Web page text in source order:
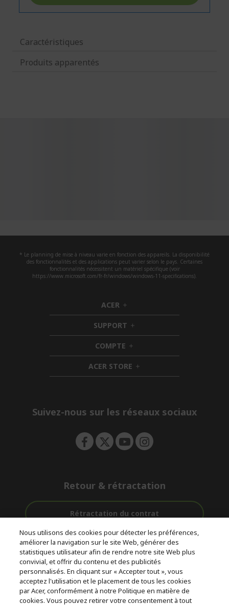
Caractéristiques
Produits apparentés
* Le planning de mise à niveau varie en fonction des appareils. La disponibilité
des fonctionnalités et des applications peut varier selon le pays. Certaines
fonctionnalités nécessitent un matériel spécifique (voir
https://www.microsoft.com/fr-fr/windows/windows-11-specifications).
ACER h
i
d
d
e
n
SUPPORT h
i
d
d
e
n
COMPTE h
i
d
d
ACER STORE h
i
e
Suivez-nous sur les réseaux sociaux
Retour & rétractation
Rétractation du contrat
Livraison
Gratuite
Accompagnement
avant et après-
vente
Avec 0%
D'intérêt
© 2026 Acer Inc.
CPYou BV est le revendeur et marchand agréé pour les produits et
Nous utilisons des cookies pour détecter les préférences,
améliorer la navigation sur le site Web, générer des
statistiques utilisateur afin de rendre notre site Web plus
convivial, et offrir du contenu et des publicités
personnalisés. En cliquant sur « Accepter tout », vous
acceptez l'utilisation et le placement de tous les cookies
par Acer, conformément à notre Politique en matière de
cookies. Vous pouvez retirer votre consentement à tout